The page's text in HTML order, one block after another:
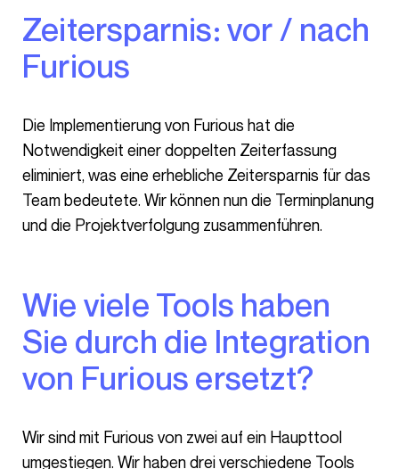
Zeitersparnis: vor / nach
Furious
Die Implementierung von Furious hat die
Notwendigkeit einer doppelten Zeiterfassung
eliminiert, was eine erhebliche Zeitersparnis für das
Team bedeutete. Wir können nun die Terminplanung
und die Projektverfolgung zusammenführen.
Wie viele Tools haben
Sie durch die Integration
von Furious ersetzt?
Wir sind mit Furious von zwei auf ein Haupttool
umgestiegen. Wir haben drei verschiedene Tools